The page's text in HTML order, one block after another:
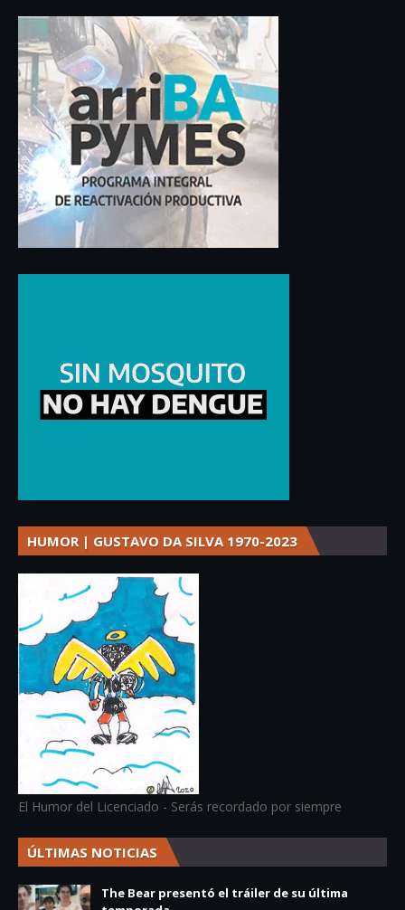
HUMOR | GUSTAVO DA SILVA 1970-2023
El Humor del Licenciado - Serás recordado por siempre
ÚLTIMAS NOTICIAS
The Bear presentó el tráiler de su última